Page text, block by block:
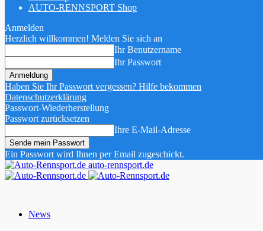
AUTO-RENNSPORT Shop
Anmelden
Herzlich willkommen! Melden Sie sich an
Ihr Benutzername
Ihr Passwort
Haben Sie Ihr Passwort vergessen? Hilfe bekommen
Datenschutzerklärung
Passwort-Wiederherstellung
Passwort zurücksetzen
Ihre E-Mail-Adresse
Ein Passwort wird Ihnen per Email zugeschickt.
auto-rennsport.de
News